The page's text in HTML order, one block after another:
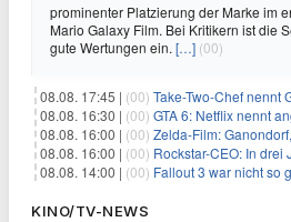
prominenter Platzierung der Marke im
Mario Galaxy Film. Bei Kritikern ist die
gute Wertungen ein. […] (00)
08.08. 17:45 | (00) Take-Two-Chef nennt GTA 6 für
08.08. 16:30 | (00) GTA 6: Netflix nennt angeblich
08.08. 16:00 | (00) Zelda-Film: Ganondorf, Impa
08.08. 16:00 | (00) Rockstar-CEO: In drei
08.08. 14:00 | (00) Fallout 3 war nicht so groß,
KINO/TV-NEWS